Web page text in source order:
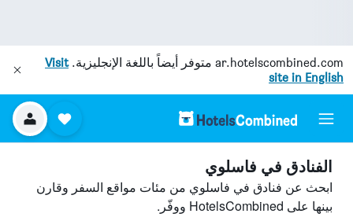
ar.hotelscombined.com متوفر أيضاً باللغة الإنجليزية.Visit
site in English
الفنادق في فاسلوي
ابحث عن فنادق في فاسلوي من مئات مواقع السفر وقارن
بينها على HotelsCombined ووفّر.